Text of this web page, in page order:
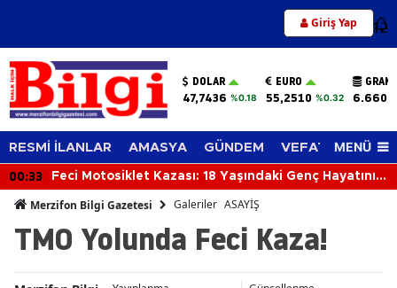
Giriş Yap 12
DOLAR
47,7436 %0.18
EURO
55,2510 %0.32
RESMİ İLANLAR AMASYA GÜNDEM VEFAT EDENLER
MENÜ
00:33
Feci Motosiklet Kazası: 18 Yaşındaki Genç Hayatını
Merzifon Bilgi Gazetesi Galeriler ASAYİŞ
TMO Yolunda Feci Kaza!